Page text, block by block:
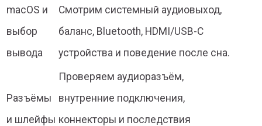
macOS и
выбор
вывода
Смотрим системный аудиовыход,
баланс, Bluetooth, HDMI/USB-C
устройства и поведение после сна.
Разъёмы
и шлейфы
Проверяем аудиоразъём,
внутренние подключения,
коннекторы и последствия